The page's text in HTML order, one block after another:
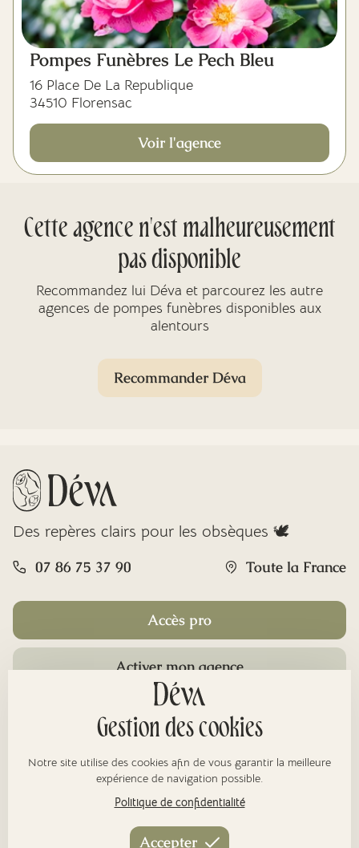
Pompes Funèbres Le Pech Bleu
16 Place De La Republique
34510 Florensac
Voir l'agence
Cette agence n'est malheureusement
pas disponible
Recommandez lui Déva et parcourez les autre
agences de pompes funèbres disponibles aux
alentours
Recommander Déva
Des repères clairs pour les obsèques 🕊️
07 86 75 37 90 Toute la France
Accès pro
Activer mon agence
Gestion des cookies
Notre site utilise des cookies afin de vous garantir la meilleure
expérience de navigation possible.
Politique de confidentialité
Accepter